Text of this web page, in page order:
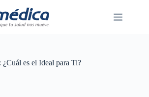
¿Cuál es el Ideal para Ti?